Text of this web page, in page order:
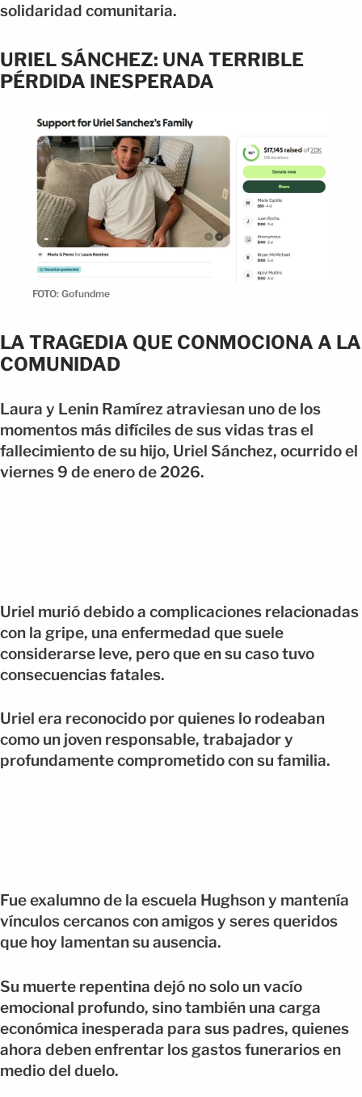
solidaridad comunitaria.
URIEL SÁNCHEZ: UNA TERRIBLE
PÉRDIDA INESPERADA
FOTO: Gofundme
LA TRAGEDIA QUE CONMOCIONA A LA
COMUNIDAD
Laura y Lenin Ramírez atraviesan uno de los
momentos más difíciles de sus vidas tras el
fallecimiento de su hijo, Uriel Sánchez, ocurrido el
viernes 9 de enero de 2026.
Uriel murió debido a complicaciones relacionadas
con la gripe, una enfermedad que suele
considerarse leve, pero que en su caso tuvo
consecuencias fatales.
Uriel era reconocido por quienes lo rodeaban
como un joven responsable, trabajador y
profundamente comprometido con su familia.
Fue exalumno de la escuela Hughson y mantenía
vínculos cercanos con amigos y seres queridos
que hoy lamentan su ausencia.
Su muerte repentina dejó no solo un vacío
emocional profundo, sino también una carga
económica inesperada para sus padres, quienes
ahora deben enfrentar los gastos funerarios en
medio del duelo.